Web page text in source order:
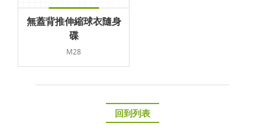
無蓋背推伸縮球衣隨身
碟
M28
回到列表